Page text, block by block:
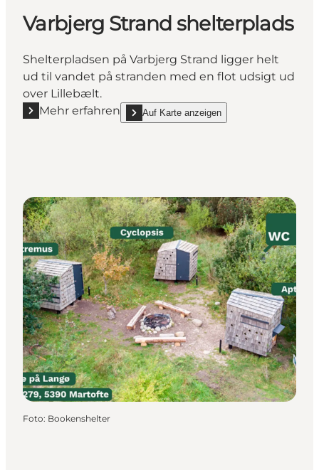
Varbjerg Strand shelterplads
Shelterpladsen på Varbjerg Strand ligger helt
ud til vandet på stranden med en flot udsigt ud
over Lillebælt.
Mehr erfahren
Mehr erfahren "Varbjerg Strand shelterplads"
Auf Karte anzeigen
show Varbjerg Strand shelterplads on_map
Foto: Bookenshelter